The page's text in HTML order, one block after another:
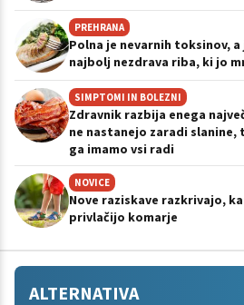
PREHRANA
Polna je nevarnih toksinov,
najbolj nezdrava riba, ki jo
SIMPTOMI IN BOLEZNI
Zdravnik razbija enega
ne nastanejo zaradi slanine,
ga imamo vsi radi
NOVICE
Nove raziskave razkrivajo,
privlačijo komarje
ALTERNATIVA